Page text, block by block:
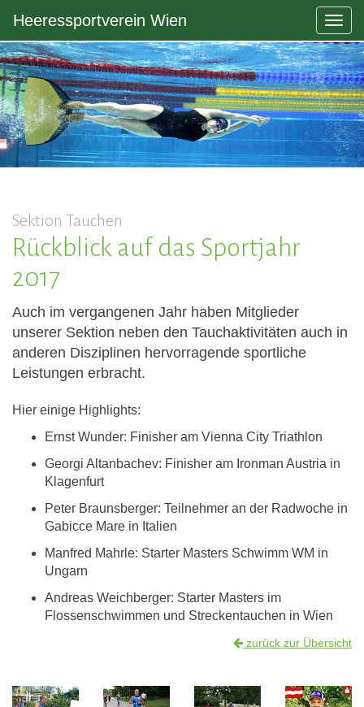
Heeressportverein Wien
Sektion Tauchen
Rückblick auf das Sportjahr
2017
Auch im vergangenen Jahr haben Mitglieder
unserer Sektion neben den Tauchaktivitäten auch in
anderen Disziplinen hervorragende sportliche
Leistungen erbracht.
Hier einige Highlights:
Ernst Wunder: Finisher am Vienna City Triathlon
Georgi Altanbachev: Finisher am Ironman Austria in
Klagenfurt
Peter Braunsberger: Teilnehmer an der Radwoche in
Gabicce Mare in Italien
Manfred Mahrle: Starter Masters Schwimm WM in
Ungarn
Andreas Weichberger: Starter Masters im
Flossenschwimmen und Streckentauchen in Wien
zurück zur Übersicht